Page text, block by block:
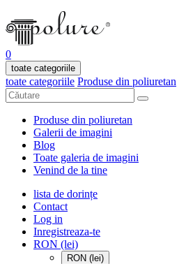
0
toate categoriile
toate categoriile Produse din poliuretan
Produse din poliuretan
Galerii de imagini
Blog
Toate galeria de imagini
Venind de la tine
lista de dorințe
Contact
Log in
Inregistreaza-te
RON (lei)
RON (lei)